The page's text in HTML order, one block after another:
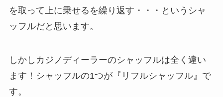
を取って上に乗せるを繰り返す・・・というシャ
ッフルだと思います。
しかしカジノディーラーのシャッフルは全く違い
ます！シャッフルの1つが『リフルシャッフル』で
す。